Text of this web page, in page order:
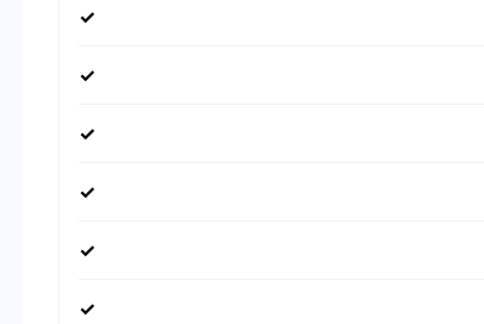
✓
✓
✓
✓
✓
✓